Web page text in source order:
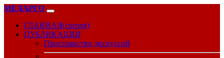
МЕДАРГО
ГЛАВНАЯ(current)
ПУБЛИКАЦИИ
Пространство дискуссий